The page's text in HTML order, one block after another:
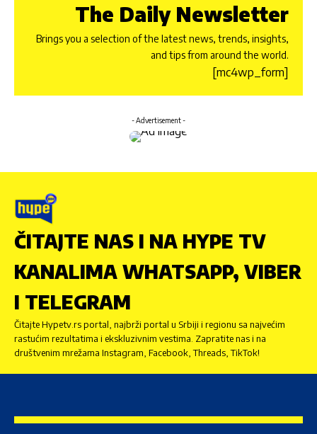
The Daily Newsletter
Brings you a selection of the latest news, trends, insights,
and tips from around the world.
[mc4wp_form]
- Advertisement -
ČITAJTE NAS I NA HYPE TV
KANALIMA WHATSAPP, VIBER
I TELEGRAM
Čitajte Hypetv.rs portal, najbrži portal u Srbiji i regionu sa najvećim
rastućim rezultatima i ekskluzivnim vestima. Zapratite nas i na
društvenim mrežama Instagram, Facebook, Threads, TikTok!